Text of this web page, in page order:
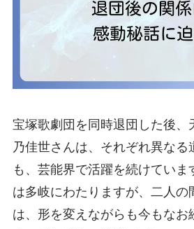
宝塚歌劇団を同時退団した後、
乃佳世さんは、それぞれ異なる
も、芸能界で活躍を続けていま
は多岐にわたりますが、二人の
は、形を変えながらも今もなお